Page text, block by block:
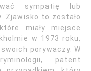
sympatię lub
Zjawisko to zostało
miały miejsce
w 1973 roku,
porywaczy. W
patent